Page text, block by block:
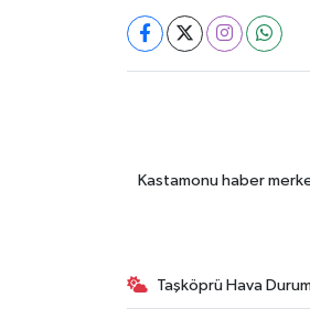
Kastamonu haber
Taşköprü Hava